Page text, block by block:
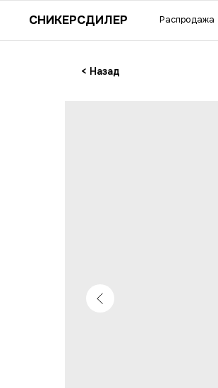
СНИКЕРСДИЛЕР Распродажа
< Назад